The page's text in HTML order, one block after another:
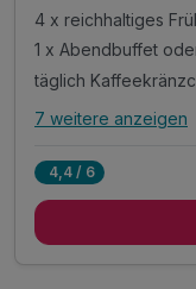
4 x reichhaltiges
1 x Abendbuffet
täglich
Alle
4 x reichhaltiges
7 weitere anzeigen
4,4 / 6